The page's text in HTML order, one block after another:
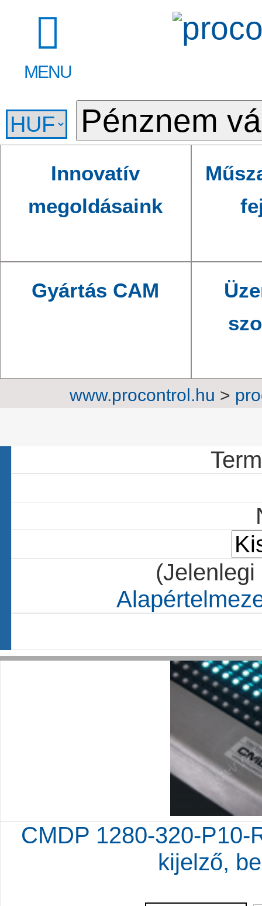
MENU
Innovatív
megoldásaink
Gyártás CAM
www.procontrol.hu >
CMDP 1280-320-P10-
kijelző,